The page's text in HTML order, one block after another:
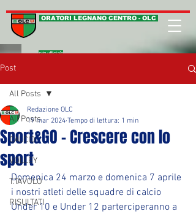
ORATORI LEGNANO CENTRO - OLC
sito ufficiale
Post
All Posts
CALCIO
VOLLEY
T.TAVOLO
RISULTATI
All Posts
Sport&GO - Crescere con lo
sport
Redazione OLC
19 mar 2024 Tempo di lettura: 1 min
Domenica 24 marzo e domenica 7 aprile
i nostri atleti delle squadre di calcio
Under 10 e Under 12 parterciperanno a